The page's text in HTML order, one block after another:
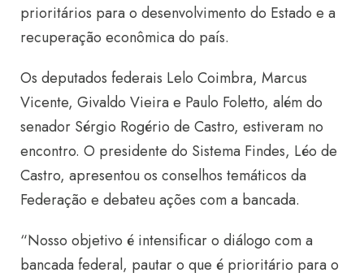
prioritários para o desenvolvimento do Estado e a
recuperação econômica do país.
Os deputados federais Lelo Coimbra, Marcus
Vicente, Givaldo Vieira e Paulo Foletto, além do
senador Sérgio Rogério de Castro, estiveram no
encontro. O presidente do Sistema Findes, Léo de
Castro, apresentou os conselhos temáticos da
Federação e debateu ações com a bancada.
“Nosso objetivo é intensificar o diálogo com a
bancada federal, pautar o que é prioritário para o